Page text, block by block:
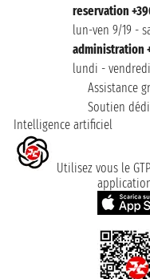
reservation
lun-ven 9/19 -
administration
lundi - vendredi
Assistance
Soutien
Intelligence artificiel
Utilisez vous le